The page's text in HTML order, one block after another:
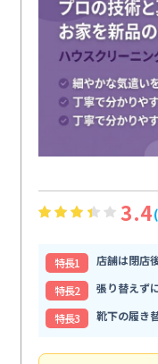
3.4
特⻑1
店舗は閉店
特⻑2
張り替えず
特⻑3
靴下の履き